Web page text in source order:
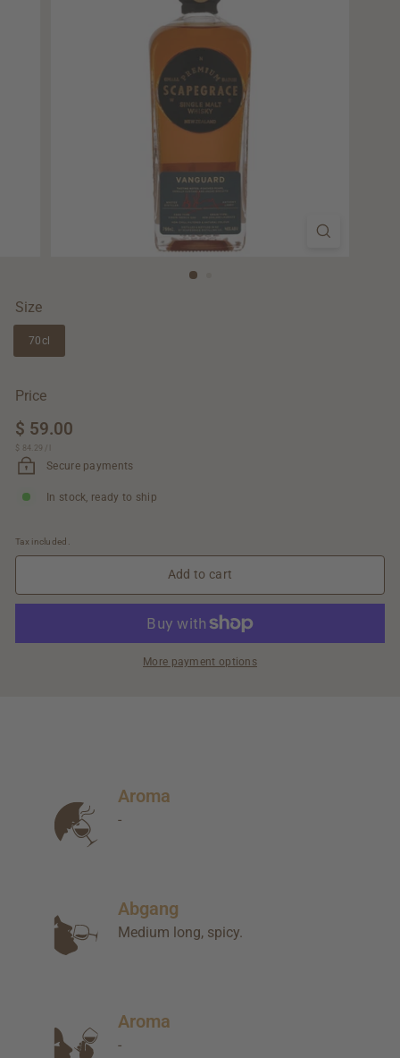
Size
70cl
Price
Regular
price
$ 59.00
$ 84.29 $
84.29
/
Secure payments
In stock, ready to ship
Tax included.
Add to cart
More payment options
Aroma
-
Abgang
Medium long, spicy.
Aroma
-